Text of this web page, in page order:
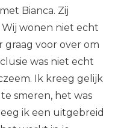
Bianca. Zij
Wij wonen niet echt
voor over om
was niet echt
Ik kreeg gelijk
smeren, het was
ik een uitgebreid